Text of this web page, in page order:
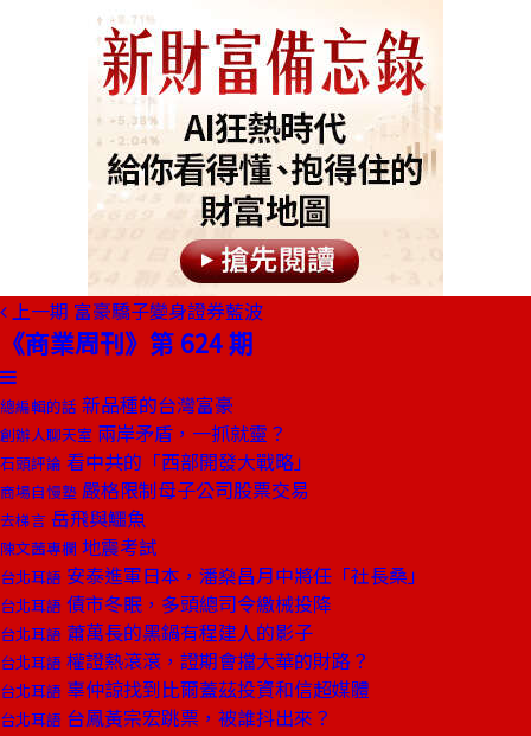
上一期 富豪驕子變身證券藍波
《商業周刊》第 624 期
總編輯的話 新品種的台灣富豪
創辦人聊天室 兩岸矛盾，一抓就靈？
石頭評論 看中共的「西部開發大戰略」
商場自慢塾 嚴格限制母子公司股票交易
去梯言 岳飛與鱷魚
陳文茜專欄 地震考試
台北耳語 安泰進軍日本，潘燊昌月中將任「社長桑」
台北耳語 債市冬眠，多頭總司令繳械投降
台北耳語 蕭萬長的黑鍋有程建人的影子
台北耳語 權證熱滾滾，證期會擋大華的財路？
台北耳語 辜仲諒找到比爾蓋茲投資和信超媒體
台北耳語 台鳳黃宗宏跳票，被誰抖出來？